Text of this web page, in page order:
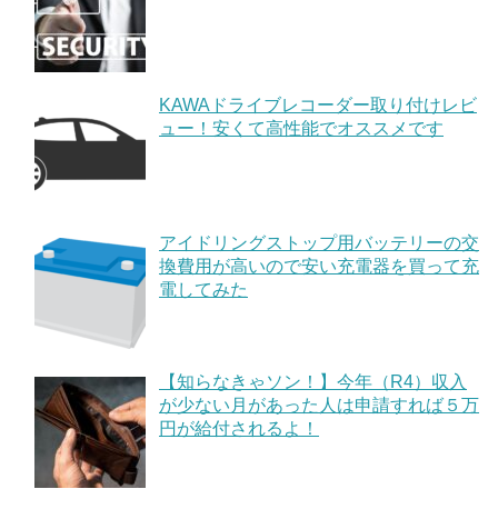
KAWAドライブレコーダー取り付けレビ
ュー！安くて高性能でオススメです
アイドリングストップ用バッテリーの交
換費用が高いので安い充電器を買って充
電してみた
【知らなきゃソン！】今年（R4）収入
が少ない月があった人は申請すれば５万
円が給付されるよ！